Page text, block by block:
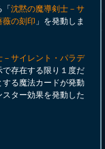
沈黙の魔導剣士－サ
薇の刻印 」を発動しま
－サイレント・パラデ
存在する限り１度だ
る魔法カードが発動
ター効果を発動した